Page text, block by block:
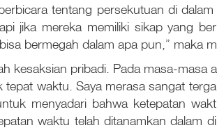
tentang persekutuan di
jika mereka memiliki sikap yang
bermegah dalam apa pun,” maka
kesaksian pribadi. Pada masa-masa
waktu. Saya merasa sangat
menyadari bahwa ketepatan
waktu telah ditanamkan dalam